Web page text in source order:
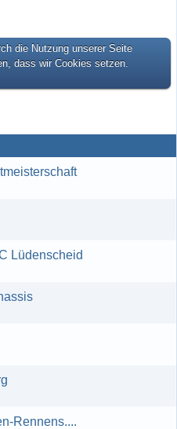
die Nutzung unserer Seite
dass wir Cookies setzen.
Lüdenscheid
Rennens....